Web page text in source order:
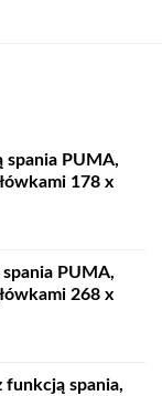
spania PUMA,
178 x
zł
PUMA,
268 x
funkcją spania,